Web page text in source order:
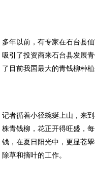
多年以前，有专家在石台县
吸引了投资商来石台县发展
了目前我国最大的青钱柳种
记者循着小径蜿蜒上山，来
株青钱柳，花正开得旺盛，
钱，在夏日阳光中，更显苍
除草和摘叶的工作。